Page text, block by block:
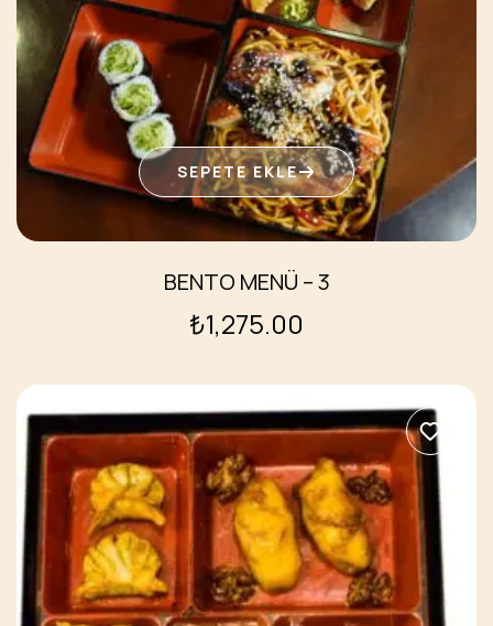
SEPETE EKLE
BENTO MENÜ – 3
₺1,275.00